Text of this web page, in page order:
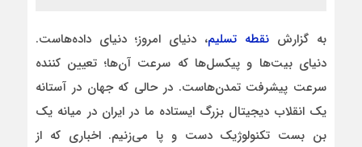
به گزارش نقطه تسلیم، دنیای امروز‌؛ دنیای داده‌هاست.
دنیای بیت‌ها و پیکسل‌ها که سرعت آن‌ها؛ تعیین‌ کننده
سرعت پیشرفت تمدن‌هاست. در حالی که جهان در آستانه‌
یک انقلاب دیجیتال بزرگ ایستاده ما در ایران در میانه‌ یک
بن‌ بست تکنولوژیک دست و پا می‌زنیم. اخباری که از